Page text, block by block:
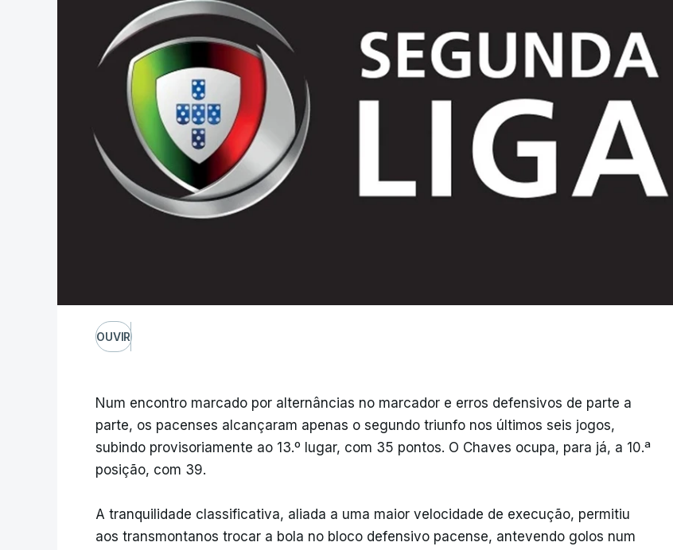
OUVIR
Num encontro marcado por alternâncias no marcador e erros defensivos de parte a
parte, os pacenses alcançaram apenas o segundo triunfo nos últimos seis jogos,
subindo provisoriamente ao 13.º lugar, com 35 pontos. O Chaves ocupa, para já, a 10.ª
posição, com 39.
A tranquilidade classificativa, aliada a uma maior velocidade de execução, permitiu
aos transmontanos trocar a bola no bloco defensivo pacense, antevendo golos num